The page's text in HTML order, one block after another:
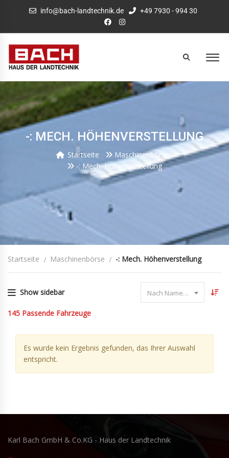
info@bach-landtechnik.de +49 7930 - 994 30
-: MECH. HÖHENVERSTELLUNG
Startseite
Maschinenbörse
-: Mech. Höhenverstellung
Startseite Maschinenbörse -: Mech. Höhenverstellung
Show sidebar Nach Name sortieren
145 Passende Fahrzeuge
Es wurde kein Ergebnis gefunden, das Ihrer Auswahl
entspricht.
Karl Bach GmbH & Co.KG - Haus der Landtechnik